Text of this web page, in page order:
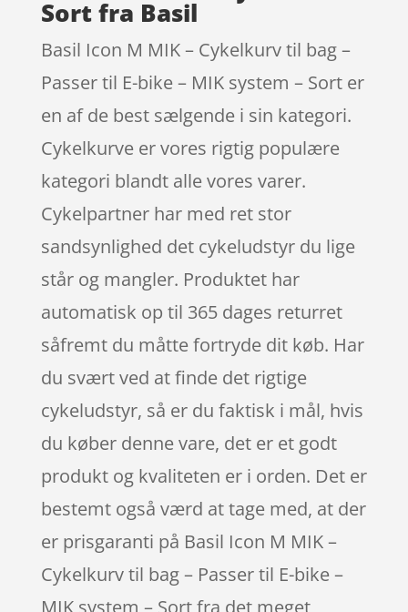
Sort fra Basil
Basil Icon M MIK – Cykelkurv til bag –
Passer til E-bike – MIK system – Sort er
en af de best sælgende i sin kategori.
Cykelkurve er vores rigtig populære
kategori blandt alle vores varer.
Cykelpartner har med ret stor
sandsynlighed det cykeludstyr du lige
står og mangler. Produktet har
automatisk op til 365 dages returret
såfremt du måtte fortryde dit køb. Har
du svært ved at finde det rigtige
cykeludstyr, så er du faktisk i mål, hvis
du køber denne vare, det er et godt
produkt og kvaliteten er i orden. Det er
bestemt også værd at tage med, at der
er prisgaranti på Basil Icon M MIK –
Cykelkurv til bag – Passer til E-bike –
MIK system – Sort fra det meget